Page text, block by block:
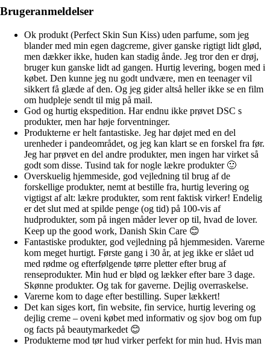
Brugeranmeldelser
Ok produkt (Perfect Skin Sun Kiss) uden parfume, som jeg
blander med min egen dagcreme, giver ganske rigtigt lidt glød,
men dækker ikke, huden kan stadig ånde. Jeg tror den er drøj,
bruger kun ganske lidt ad gangen. Hurtig levering, bogen med i
købet. Den kunne jeg nu godt undvære, men en teenager vil
sikkert få glæde af den. Og jeg gider altså heller ikke se en film
om hudpleje sendt til mig på mail.
God og hurtig ekspedition. Har endnu ikke prøvet DSC s
produkter, men har høje forventninger.
Produkterne er helt fantastiske. Jeg har døjet med en del
urenheder i pandeområdet, og jeg kan klart se en forskel fra før.
Jeg har prøvet en del andre produkter, men ingen har virket så
godt som disse. Tusind tak for nogle lækre produkter 🙂
Overskuelig hjemmeside, god vejledning til brug af de
forskellige produkter, nemt at bestille fra, hurtig levering og
vigtigst af alt: lækre produkter, som rent faktisk virker! Endelig
er det slut med at spilde penge (og tid) på 100-vis af
hudprodukter, som på ingen måder lever op til, hvad de lover.
Keep up the good work, Danish Skin Care 😊
Fantastiske produkter, god vejledning på hjemmesiden. Varerne
kom meget hurtigt. Første gang i 30 år, at jeg ikke er slået ud
med rødme og efterfølgende tørre pletter efter brug af
renseprodukter. Min hud er blød og lækker efter bare 3 dage.
Skønne produkter. Og tak for gaverne. Dejlig overraskelse.
Varerne kom to dage efter bestilling. Super lækkert!
Det kan siges kort, fin website, fin service, hurtig levering og
dejlig creme – oveni købet med informativ og sjov bog om fup
og facts på beautymarkedet 😊
Produkterne mod tør hud virker perfekt for min hud. Hvis man